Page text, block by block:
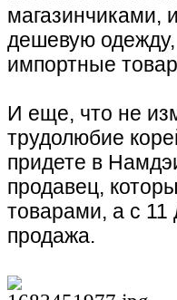
магазинчиками,
дешевую
импортные
И еще, что не
трудолюбие
придете в
продавец,
товарами, а с 11
продажа.